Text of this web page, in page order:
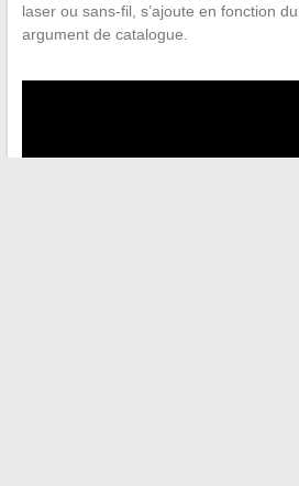
laser ou sans-fil, s’ajoute en fonction
argument de catalogue.